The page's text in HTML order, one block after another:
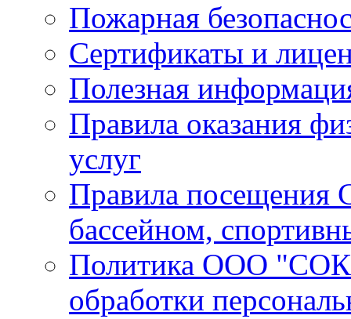
Пожарная
Сертификаты и
Полезная
Правила оказания
услуг
Правила посещения
бассейном,
Политика ООО "СОК
обработки